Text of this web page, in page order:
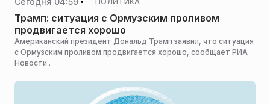
Трамп: ситуация с Ормузским проливом
продвигается хорошо
Американский президент Дональд Трамп заявил, что ситуация
с Ормузским проливом продвигается хорошо, сообщает РИА
Новости .